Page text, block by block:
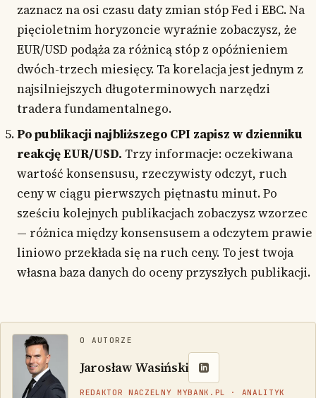
zaznacz na osi czasu daty zmian stóp Fed i EBC. Na
pięcioletnim horyzoncie wyraźnie zobaczysz, że
EUR/USD podąża za różnicą stóp z opóźnieniem
dwóch-trzech miesięcy. Ta korelacja jest jednym z
najsilniejszych długoterminowych narzędzi
tradera fundamentalnego.
Po publikacji najbliższego CPI zapisz w dzienniku
reakcję EUR/USD. Trzy informacje: oczekiwana
wartość konsensusu, rzeczywisty odczyt, ruch
ceny w ciągu pierwszych piętnastu minut. Po
sześciu kolejnych publikacjach zobaczysz wzorzec
— różnica między konsensusem a odczytem prawie
liniowo przekłada się na ruch ceny. To jest twoja
własna baza danych do oceny przyszłych publikacji.
O AUTORZE
Jarosław Wasiński
REDAKTOR NACZELNY MYBANK.PL · ANALITYK